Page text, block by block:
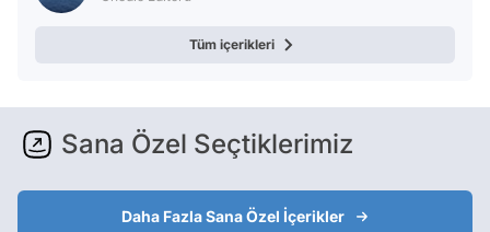
Tüm içerikleri
Sana Özel Seçtiklerimiz
Daha Fazla Sana Özel İçerikler